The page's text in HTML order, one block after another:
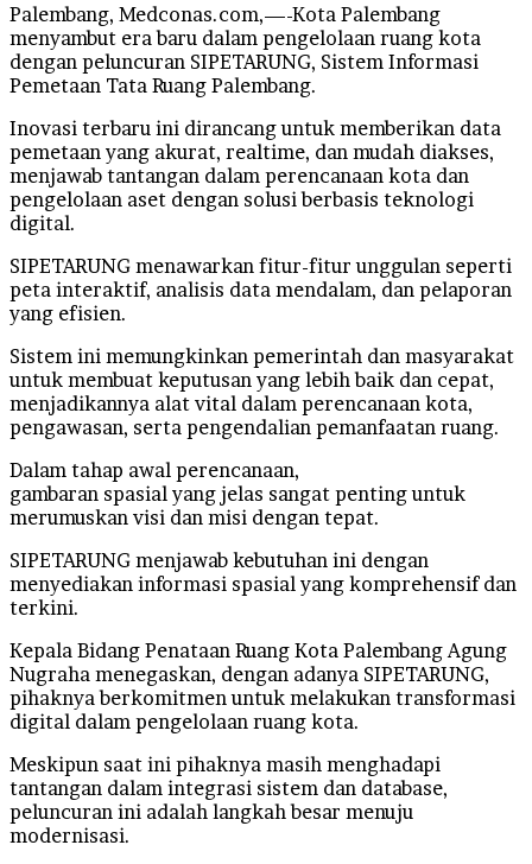
Palembang, Medconas.com,—-Kota Palembang
menyambut era baru dalam pengelolaan ruang kota
dengan peluncuran SIPETARUNG, Sistem Informasi
Pemetaan Tata Ruang Palembang.
Inovasi terbaru ini dirancang untuk memberikan data
pemetaan yang akurat, realtime, dan mudah diakses,
menjawab tantangan dalam perencanaan kota dan
pengelolaan aset dengan solusi berbasis teknologi
digital.
SIPETARUNG menawarkan fitur-fitur unggulan seperti
peta interaktif, analisis data mendalam, dan pelaporan
yang efisien.
Sistem ini memungkinkan pemerintah dan masyarakat
untuk membuat keputusan yang lebih baik dan cepat,
menjadikannya alat vital dalam perencanaan kota,
pengawasan, serta pengendalian pemanfaatan ruang.
Dalam tahap awal perencanaan,
gambaran spasial yang jelas sangat penting untuk
merumuskan visi dan misi dengan tepat.
SIPETARUNG menjawab kebutuhan ini dengan
menyediakan informasi spasial yang komprehensif dan
terkini.
Kepala Bidang Penataan Ruang Kota Palembang Agung
Nugraha menegaskan, dengan adanya SIPETARUNG,
pihaknya berkomitmen untuk melakukan transformasi
digital dalam pengelolaan ruang kota.
Meskipun saat ini pihaknya masih menghadapi
tantangan dalam integrasi sistem dan database,
peluncuran ini adalah langkah besar menuju
modernisasi.